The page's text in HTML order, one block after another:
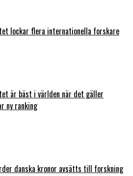
lockar flera internationella forskare
är bäst i världen när det gäller
ny ranking
danska kronor avsätts till forskning